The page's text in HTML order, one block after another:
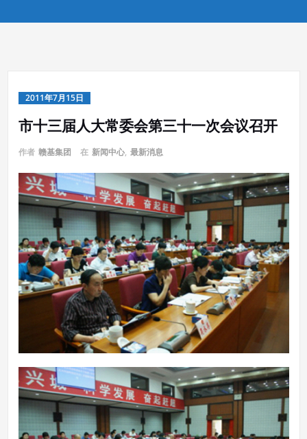
2011年7月15日
市十三届人大常委会第三十一次会议召开
作者 赣基集团 在 新闻中心, 最新消息